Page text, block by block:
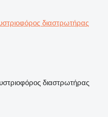
διαστρωτήρας
διαστρωτήρας